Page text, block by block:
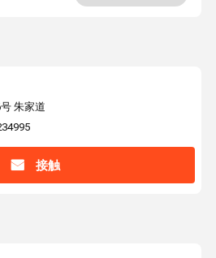
朱家道
接触